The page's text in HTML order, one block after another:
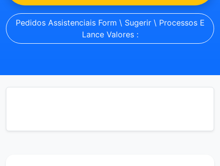
Pedidos Assistenciais Form \ Sugerir \ Processos E
Lance Valores :